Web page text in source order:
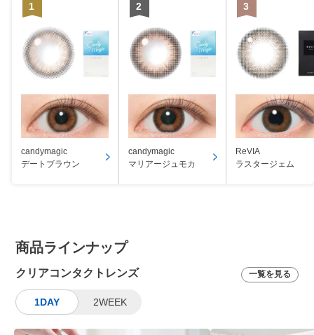
candymagic
デートブラウン
candymagic
マリアージュモカ
ReVIA
ラスタージェム
商品ラインナップ
クリアコンタクトレンズ 一覧を見る
1DAY 2WEEK